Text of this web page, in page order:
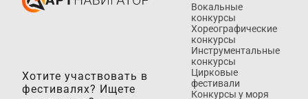
Хотите участвовать в
фестивалях? Ищете
Вокальные
конкурсы
Хореографические
конкурсы
Инструментальные
конкурсы
Цирковые
фестивали
Конкурсы у моря